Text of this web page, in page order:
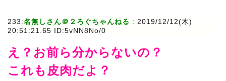
233:名無しさん＠２ろぐちゃんねる : 2019/12/12(木)
20:51:21.65 ID:5vNN8No/0
え？お前ら分からないの？
これも皮肉だよ？